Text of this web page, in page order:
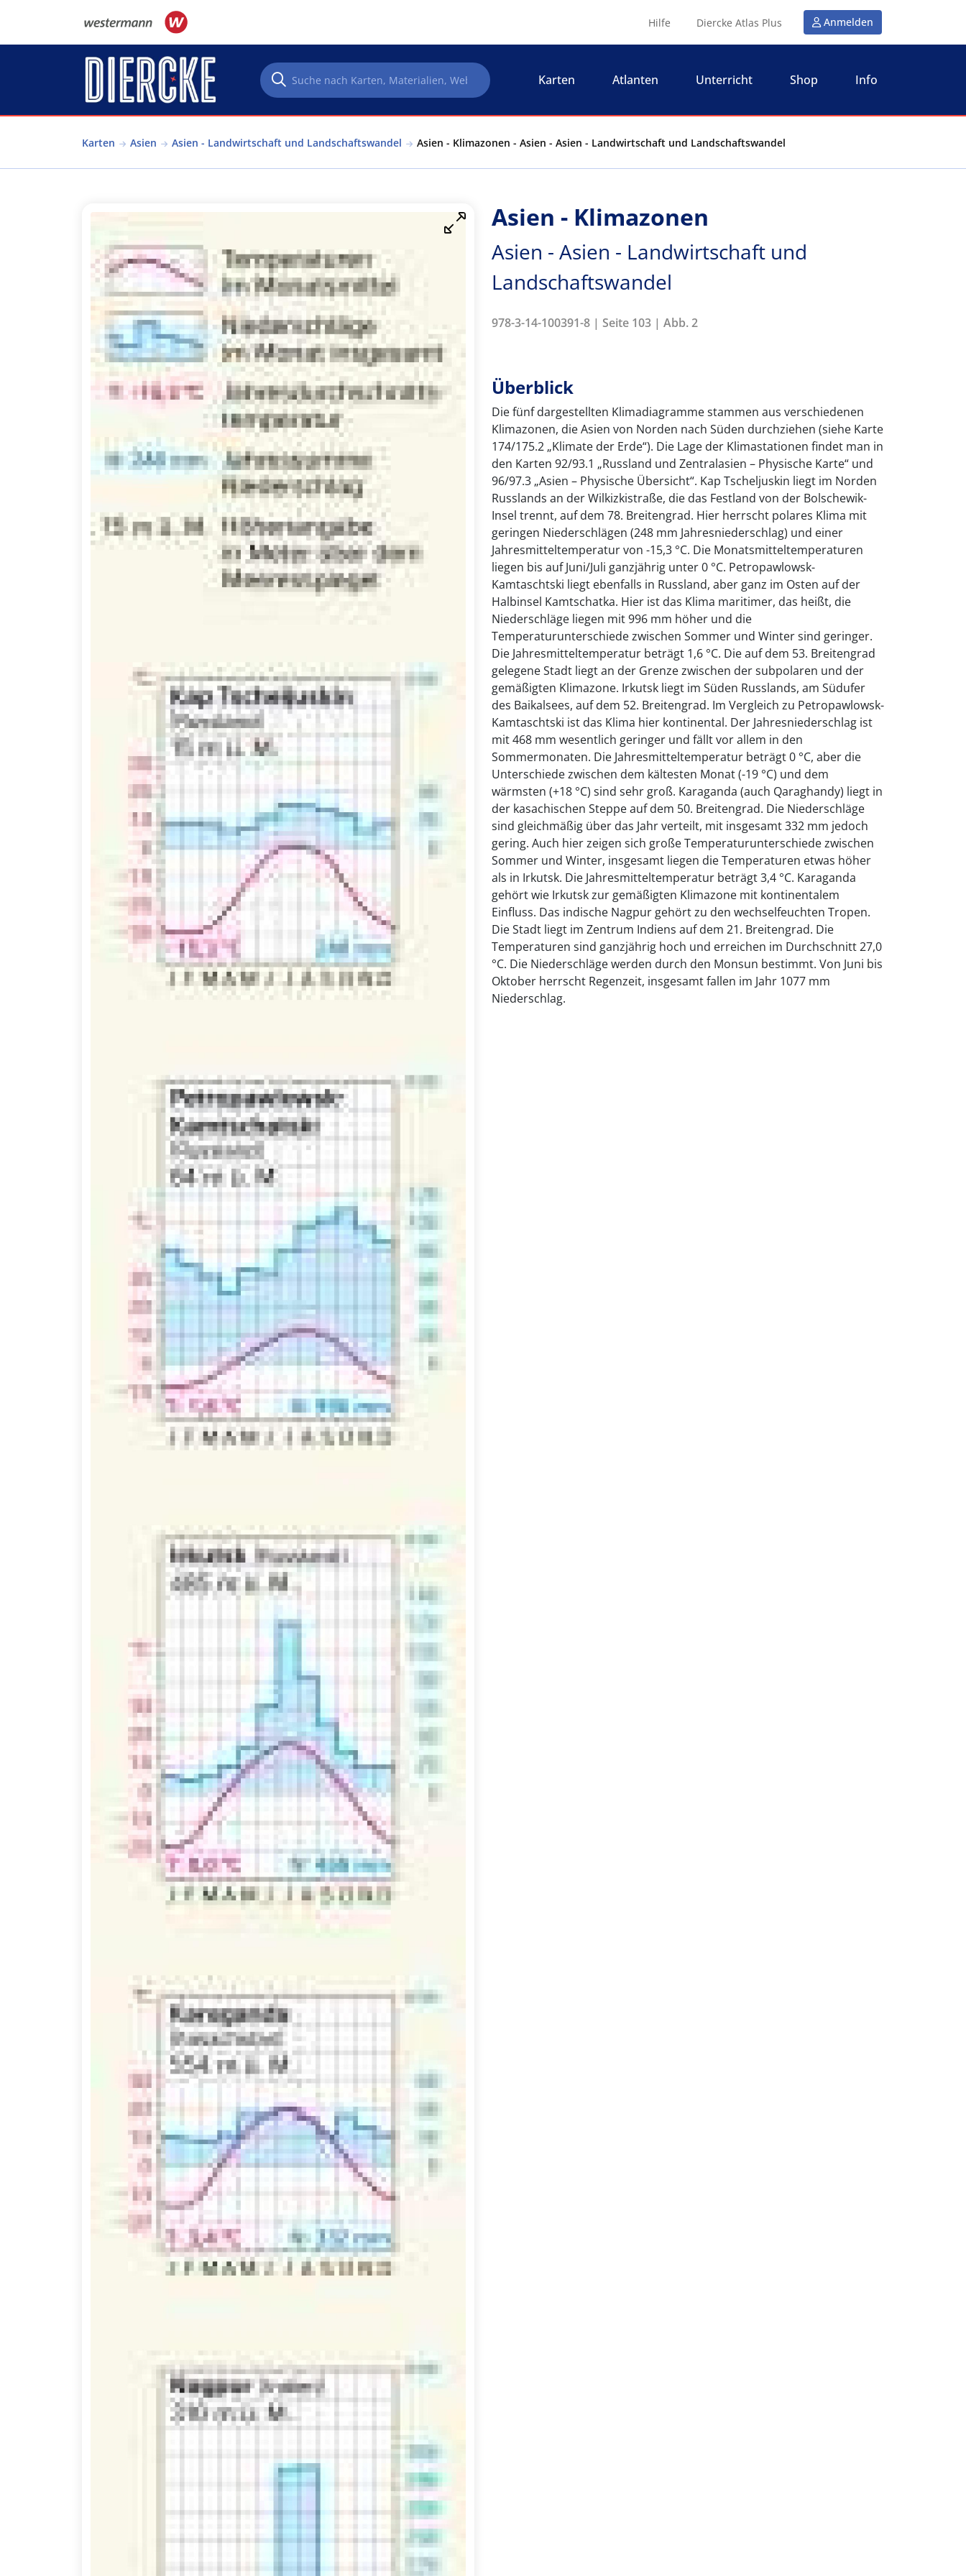
Hilfe Diercke Atlas Plus Anmelden
Karten Atlanten Unterricht Shop Info
Karten Asien Asien - Landwirtschaft und Landschaftswandel Asien - Klimazonen - Asien - Asien - Landwirtschaft und Landschaftswandel
Asien - Klimazonen
Asien - Asien - Landwirtschaft und
Landschaftswandel
978-3-14-100391-8 | Seite 103 | Abb. 2
Überblick
Die fünf dargestellten Klimadiagramme stammen aus verschiedenen
Klimazonen, die Asien von Norden nach Süden durchziehen (siehe Karte
174/175.2 „Klimate der Erde“). Die Lage der Klimastationen findet man in
den Karten 92/93.1 „Russland und Zentralasien – Physische Karte“ und
96/97.3 „Asien – Physische Übersicht“. Kap Tscheljuskin liegt im Norden
Russlands an der Wilkizkistraße, die das Festland von der Bolschewik-
Insel trennt, auf dem 78. Breitengrad. Hier herrscht polares Klima mit
geringen Niederschlägen (248 mm Jahresniederschlag) und einer
Jahresmitteltemperatur von -15,3 °C. Die Monatsmitteltemperaturen
liegen bis auf Juni/Juli ganzjährig unter 0 °C. Petropawlowsk-
Kamtaschtski liegt ebenfalls in Russland, aber ganz im Osten auf der
Halbinsel Kamtschatka. Hier ist das Klima maritimer, das heißt, die
Niederschläge liegen mit 996 mm höher und die
Temperaturunterschiede zwischen Sommer und Winter sind geringer.
Die Jahresmitteltemperatur beträgt 1,6 °C. Die auf dem 53. Breitengrad
gelegene Stadt liegt an der Grenze zwischen der subpolaren und der
gemäßigten Klimazone. Irkutsk liegt im Süden Russlands, am Südufer
des Baikalsees, auf dem 52. Breitengrad. Im Vergleich zu Petropawlowsk-
Kamtaschtski ist das Klima hier kontinental. Der Jahresniederschlag ist
mit 468 mm wesentlich geringer und fällt vor allem in den
Sommermonaten. Die Jahresmitteltemperatur beträgt 0 °C, aber die
Unterschiede zwischen dem kältesten Monat (-19 °C) und dem
wärmsten (+18 °C) sind sehr groß. Karaganda (auch Qaraghandy) liegt in
der kasachischen Steppe auf dem 50. Breitengrad. Die Niederschläge
sind gleichmäßig über das Jahr verteilt, mit insgesamt 332 mm jedoch
gering. Auch hier zeigen sich große Temperaturunterschiede zwischen
Sommer und Winter, insgesamt liegen die Temperaturen etwas höher
als in Irkutsk. Die Jahresmitteltemperatur beträgt 3,4 °C. Karaganda
gehört wie Irkutsk zur gemäßigten Klimazone mit kontinentalem
Einfluss. Das indische Nagpur gehört zu den wechselfeuchten Tropen.
Die Stadt liegt im Zentrum Indiens auf dem 21. Breitengrad. Die
Temperaturen sind ganzjährig hoch und erreichen im Durchschnitt 27,0
°C. Die Niederschläge werden durch den Monsun bestimmt. Von Juni bis
Oktober herrscht Regenzeit, insgesamt fallen im Jahr 1077 mm
Niederschlag.